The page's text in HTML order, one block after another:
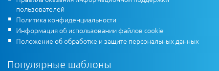
пользователей
Политика конфиденциальности
Информация об использовании файлов cookie
Положение об обработке и защите персональных данных
Популярные шаблоны